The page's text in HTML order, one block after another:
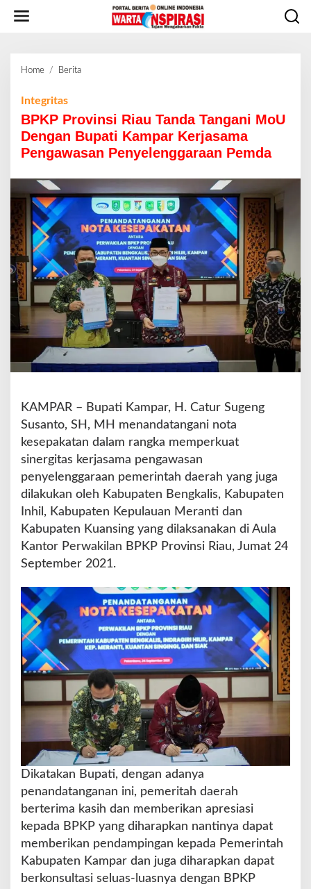
Home / Berita
P
r
o
i
n
i
R
i
a
u
T
a
n
d
a
T
a
n
i
M
o
U
D
e
g
n
p
t
K
a
m
p
a
r
K
e
r
j
a
s
m
P
Integritas
BPKP Provinsi Riau Tanda Tangani MoU
Dengan Bupati Kampar Kerjasama
Pengawasan Penyelenggaraan Pemda
KAMPAR – Bupati Kampar, H. Catur Sugeng
Susanto, SH, MH menandatangani nota
kesepakatan dalam rangka memperkuat
sinergitas kerjasama pengawasan
penyelenggaraan pemerintah daerah yang juga
dilakukan oleh Kabupaten Bengkalis, Kabupaten
Inhil, Kabupaten Kepulauan Meranti dan
Kabupaten Kuansing yang dilaksanakan di Aula
Kantor Perwakilan BPKP Provinsi Riau, Jumat 24
September 2021.
Dikatakan Bupati, dengan adanya
penandatanganan ini, pemeritah daerah
berterima kasih dan memberikan apresiasi
kepada BPKP yang diharapkan nantinya dapat
memberikan pendampingan kepada Pemerintah
Kabupaten Kampar dan juga diharapkan dapat
berkonsultasi seluas-luasnya dengan BPKP